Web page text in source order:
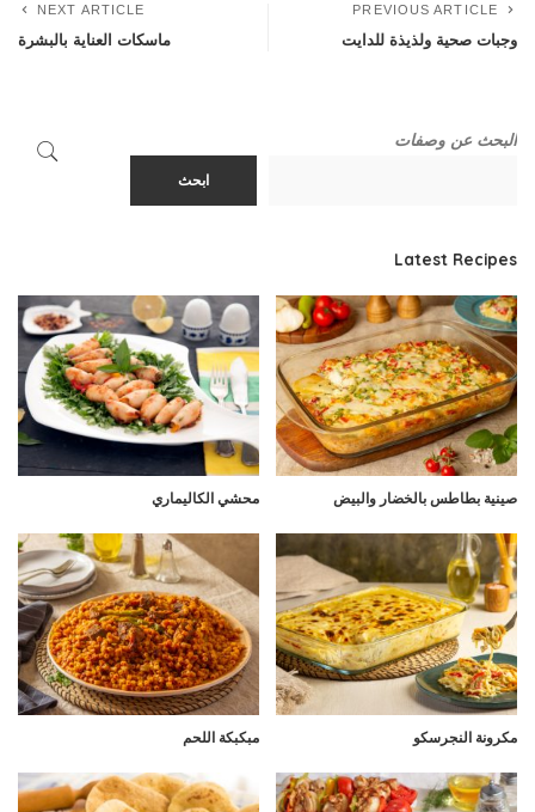
PREVIOUS ARTICLE
وجبات صحية ولذيذة للدايت
NEXT ARTICLE
ماسكات العناية بالبشرة
البحث عن وصفات
ابحث
Latest Recipes
صينية بطاطس بالخضار والبيض محشي الكاليماري
مكرونة النجرسكو مبكبكة اللحم